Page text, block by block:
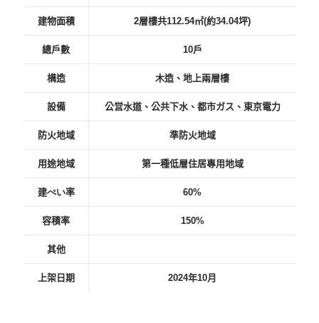
建物面積 2層樓共112.54㎡(約34.04坪)
總戶數 10戶
構造 木造、地上兩層樓
設備 公営水道、公共下水、都市ガス、東京電力
防火地域 準防火地域
用途地域 第一種低層住居專用地域
建ぺい率 60%
容積率 150%
其他
上架日期 2024年10月